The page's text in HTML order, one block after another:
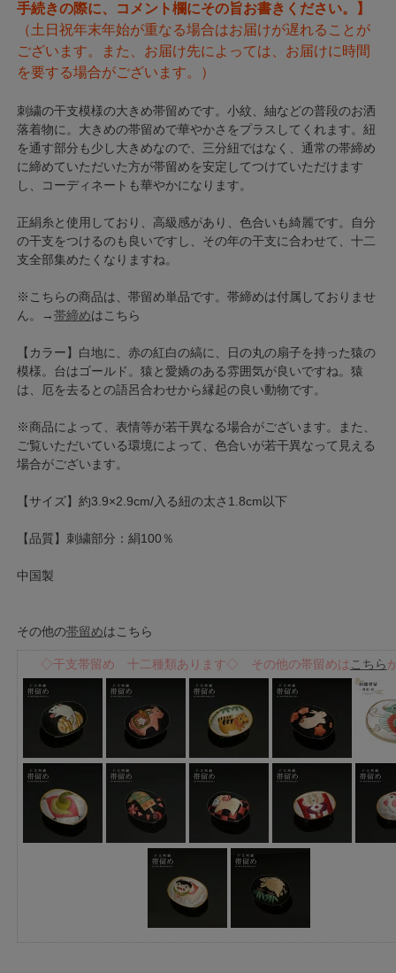
手続きの際に、コメント欄にその旨お書きください。】
（土日祝年末年始が重なる場合はお届けが遅れることが
ございます。また、お届け先によっては、お届けに時間
を要する場合がございます。）
刺繍の干支模様の大きめ帯留めです。小紋、紬などの普段のお洒
落着物に。大きめの帯留めで華やかさをプラスしてくれます。紐
を通す部分も少し大きめなので、三分紐ではなく、通常の帯締め
に締めていただいた方が帯留めを安定してつけていただけます
し、コーディネートも華やかになります。
正絹糸と使用しており、高級感があり、色合いも綺麗です。自分
の干支をつけるのも良いですし、その年の干支に合わせて、十二
支全部集めたくなりますね。
※こちらの商品は、帯留め単品です。帯締めは付属しておりませ
ん。→帯締めはこちら
【カラー】白地に、赤の紅白の縞に、日の丸の扇子を持った猿の
模様。台はゴールド。猿と愛嬌のある雰囲気が良いですね。猿
は、厄を去るとの語呂合わせから縁起の良い動物です。
※商品によって、表情等が若干異なる場合がございます。また、
ご覧いただいている環境によって、色合いが若干異なって見える
場合がございます。
【サイズ】約3.9×2.9cm/入る紐の太さ1.8cm以下
【品質】刺繍部分：絹100％
中国製
その他の帯留めはこちら
◇干支帯留め 十二種類あります◇ その他の帯留めは こちら